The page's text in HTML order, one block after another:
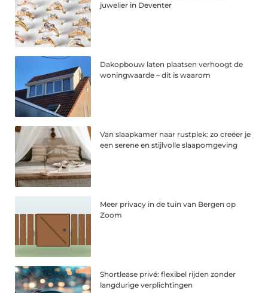
juwelier in Deventer
Dakopbouw laten plaatsen verhoogt de
woningwaarde – dit is waarom
Van slaapkamer naar rustplek: zo creëer je
een serene en stijlvolle slaapomgeving
Meer privacy in de tuin van Bergen op
Zoom
Shortlease privé: flexibel rijden zonder
langdurige verplichtingen